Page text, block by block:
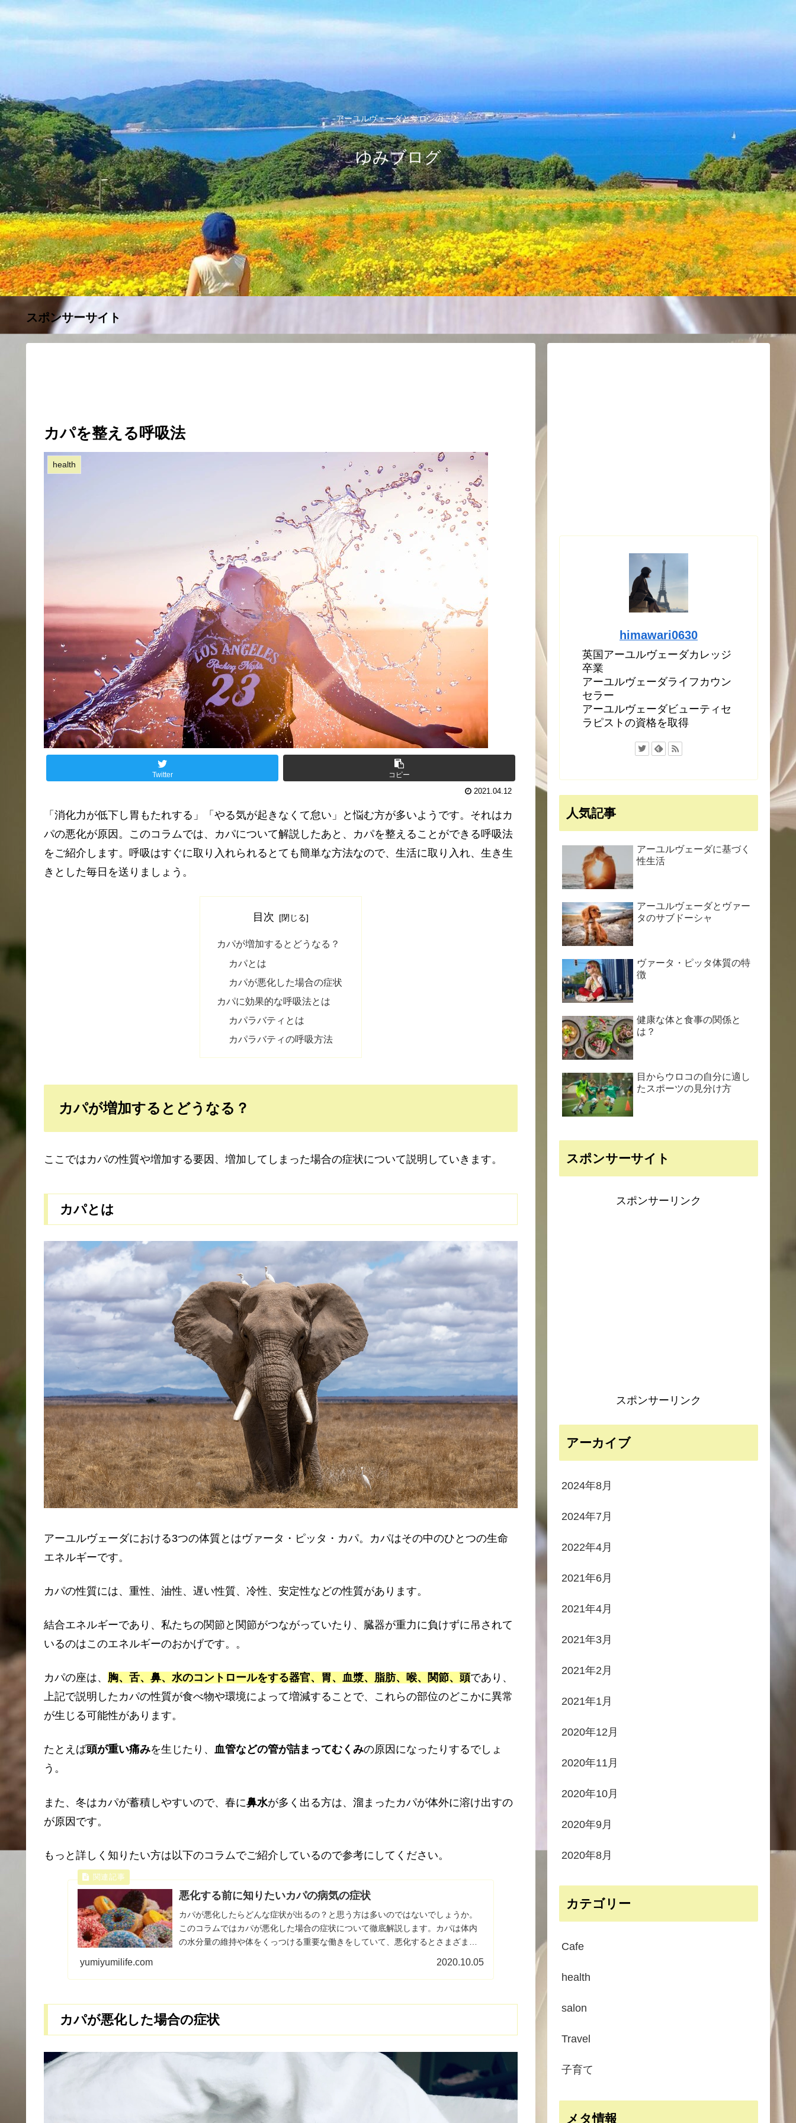
アーユルヴェーダとサロンのこと
ゆみブログ
スポンサーサイト
カパを整える呼吸法
health
Twitter コピー
2021.04.12
「消化力が低下し胃もたれする」「やる気が起きなくて怠い」と悩む方が多いようです。それはカ
パの悪化が原因。このコラムでは、カパについて解説したあと、カパを整えることができる呼吸法
をご紹介します。呼吸はすぐに取り入れられるとても簡単な方法なので、生活に取り入れ、生き生
きとした毎日を送りましょう。
目次
カパが増加するとどうなる？
カパとは
カパが悪化した場合の症状
カパに効果的な呼吸法とは
カパラバティとは
カパラバティの呼吸方法
カパが増加するとどうなる？
ここではカパの性質や増加する要因、増加してしまった場合の症状について説明していきます。
カパとは
アーユルヴェーダにおける3つの体質とはヴァータ・ピッタ・カパ。カパはその中のひとつの生命
エネルギーです。
カパの性質には、重性、油性、遅い性質、冷性、安定性などの性質があります。
結合エネルギーであり、私たちの関節と関節がつながっていたり、臓器が重力に負けずに吊されて
いるのはこのエネルギーのおかげです。。
カパの座は、 胸、舌、鼻、水のコントロールをする器官、胃、血漿、脂肪、喉、関節、頭であり、
上記で説明したカパの性質が食べ物や環境によって増減することで、これらの部位のどこかに異常
が生じる可能性があります。
たとえば頭が重い痛みを生じたり、 血管などの管が詰まってむくみの原因になったりするでしょ
う。
また、冬はカパが蓄積しやすいので、春に鼻水が多く出る方は、溜まったカパが体外に溶け出すの
が原因です。
もっと詳しく知りたい方は以下のコラムでご紹介しているので参考にしてください。
悪化する前に知りたいカパの病気の症状
カパが悪化したらどんな症状が出るの？と思う方は多いのではないでしょうか。
このコラムではカパが悪化した場合の症状について徹底解説します。カパは体内
の水分量の維持や体をくっつける重要な働きをしていて、悪化するとさまざまな
yumiyumilife.com 2020.10.05
カパが悪化した場合の症状
himawari0630
英国アーユルヴェーダカレッジ
卒業
アーユルヴェーダライフカウン
セラー
アーユルヴェーダビューティセ
ラピストの資格を取得
人気記事
アーユルヴェーダに基づく
性生活
アーユルヴェーダとヴァー
タのサブドーシャ
ヴァータ・ピッタ体質の特
徴
健康な体と食事の関係と
は？
目からウロコの自分に適し
たスポーツの見分け方
スポンサーサイト
スポンサーリンク
スポンサーリンク
アーカイブ
2024年8月
2024年7月
2022年4月
2021年6月
2021年4月
2021年3月
2021年2月
2021年1月
2020年12月
2020年11月
2020年10月
2020年9月
2020年8月
カテゴリー
Cafe
health
salon
Travel
子育て
メタ情報